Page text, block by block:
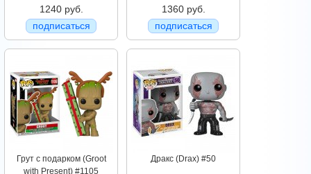
1240 руб.
подписаться
1360 руб.
подписаться
Грут с подарком (Groot
with Present) #1105
Дракс (Drax) #50